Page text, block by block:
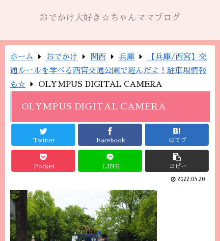
おでかけ大好き☆ちゃんママブログ
ホーム おでかけ 関西 兵庫
【兵庫/西宮】交
通ルールを学べる西宮交通公園で遊んだよ！駐車場情報
も☆
OLYMPUS DIGITAL CAMERA
OLYMPUS DIGITAL CAMERA
Twitter Facebook はてブ
Pocket LINE コピー
2022.05.20